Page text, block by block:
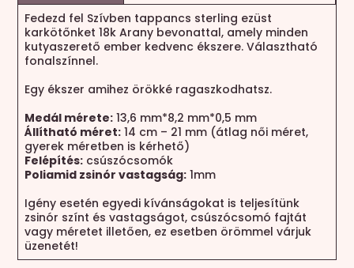
Fedezd fel Szívben tappancs sterling ezüst
karkötőnket 18k Arany bevonattal, amely minden
kutyaszerető ember kedvenc ékszere. Választható
fonalszínnel.
Egy ékszer amihez örökké ragaszkodhatsz.
Medál mérete: 13,6 mm*8,2 mm*0,5 mm
Állítható méret: 14 cm – 21 mm (átlag női méret,
gyerek méretben is kérhető)
Felépítés: csúszócsomók
Poliamid zsinór vastagság: 1mm
Igény esetén egyedi kívánságokat is teljesítünk
zsinór színt és vastagságot, csúszócsomó fajtát
vagy méretet illetően, ez esetben örömmel várjuk
üzenetét!